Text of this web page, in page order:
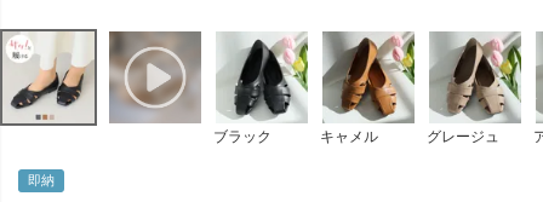
ブラック キャメル グレージュ
即納